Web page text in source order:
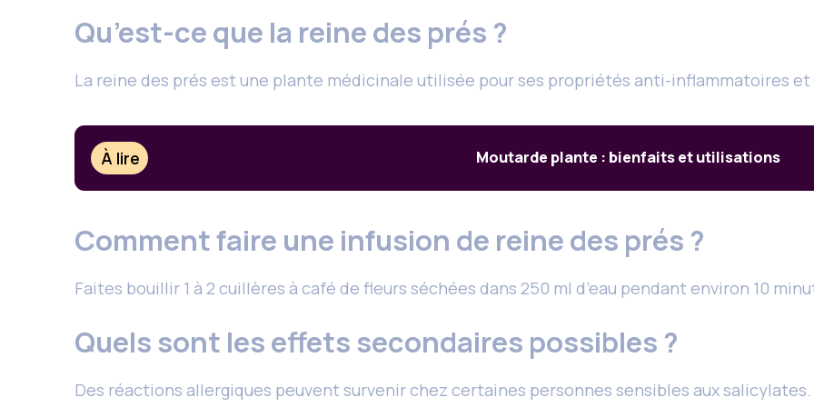
Qu’est-ce que la reine des prés ?
La reine des prés est une plante médicinale utilisée pour ses propriétés anti-inflammatoires et
À lire Moutarde plante : bienfaits et utilisations
Comment faire une infusion de reine des prés ?
Faites bouillir 1 à 2 cuillères à café de fleurs séchées dans 250 ml d’eau pendant environ 10
Quels sont les effets secondaires possibles ?
Des réactions allergiques peuvent survenir chez certaines personnes sensibles aux salicylates.